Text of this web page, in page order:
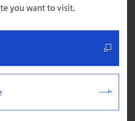
you want to visit.
検討している方・進学を視野に単科